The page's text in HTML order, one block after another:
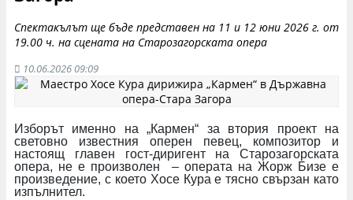
Спектакълът ще бъде представен на 11 и 12 юни 2026 г. от
19.00 ч. на сцената на Старозагорската опера
10.06.2026 09:09
Изборът именно на „Кармен“ за втория проект на
световно известния оперен певец, композитор и
настоящ главен гост-диригент на Старозагорската
опера, не е произволен – операта на Жорж Бизе е
произведение, с което Хосе Кура е тясно свързан като
изпълнител.